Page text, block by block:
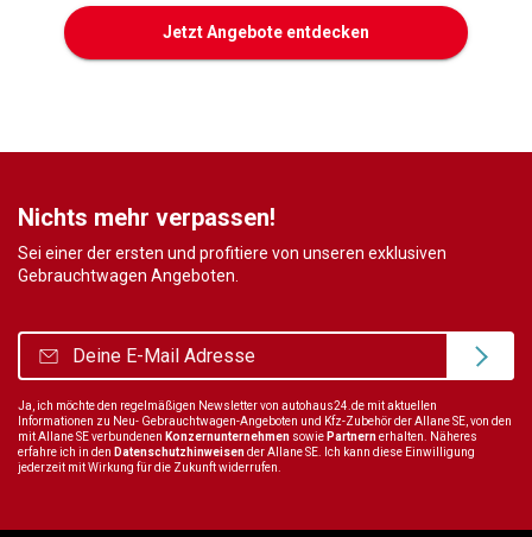
Jetzt Angebote entdecken
Nichts mehr verpassen!
Sei einer der ersten und profitiere von unseren exklusiven
Gebrauchtwagen Angeboten.
Ja, ich möchte den regelmäßigen Newsletter von autohaus24.de mit aktuellen
Informationen zu Neu- Gebrauchtwagen-Angeboten und Kfz-Zubehör der Allane SE, von den
mit Allane SE verbundenen Konzernunternehmen sowie Partnernerhalten. Näheres
erfahre ich in den Datenschutzhinweisender Allane SE. Ich kann diese Einwilligung
jederzeit mit Wirkung für die Zukunft widerrufen.